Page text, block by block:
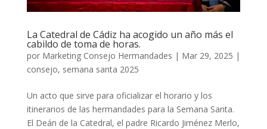
La Catedral de Cádiz ha acogido un año más el
cabildo de toma de horas.
por Marketing Consejo Hermandades | Mar 29, 2025 |
consejo, semana santa 2025
Un acto que sirve para oficializar el horario y los
itinerarios de las hermandades para la Semana Santa.
El Deán de la Catedral, el padre Ricardo Jiménez Merlo,